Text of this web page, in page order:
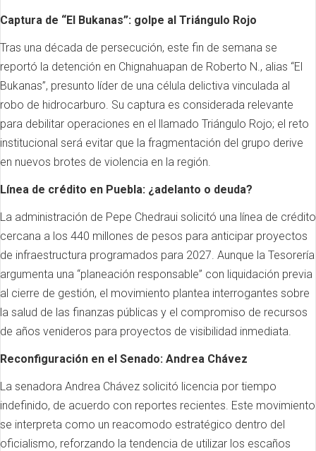
Captura de “El Bukanas”: golpe al Triángulo Rojo
Tras una década de persecución, este fin de semana se
reportó la detención en Chignahuapan de Roberto N., alias “El
Bukanas”, presunto líder de una célula delictiva vinculada al
robo de hidrocarburo. Su captura es considerada relevante
para debilitar operaciones en el llamado Triángulo Rojo; el reto
institucional será evitar que la fragmentación del grupo derive
en nuevos brotes de violencia en la región.
Línea de crédito en Puebla: ¿adelanto o deuda?
La administración de Pepe Chedraui solicitó una línea de crédito
cercana a los 440 millones de pesos para anticipar proyectos
de infraestructura programados para 2027. Aunque la Tesorería
argumenta una “planeación responsable” con liquidación previa
al cierre de gestión, el movimiento plantea interrogantes sobre
la salud de las finanzas públicas y el compromiso de recursos
de años venideros para proyectos de visibilidad inmediata.
Reconfiguración en el Senado: Andrea Chávez
La senadora Andrea Chávez solicitó licencia por tiempo
indefinido, de acuerdo con reportes recientes. Este movimiento
se interpreta como un reacomodo estratégico dentro del
oficialismo, reforzando la tendencia de utilizar los escaños